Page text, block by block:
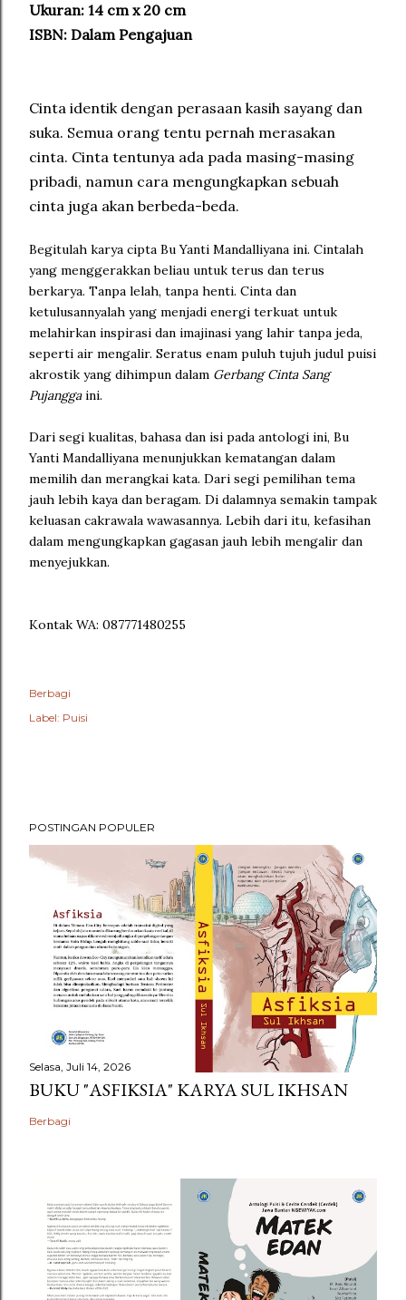
Ukuran: 14 cm x 20 cm
ISBN: Dalam Pengajuan
Cinta identik dengan perasaan kasih sayang dan
suka. Semua orang tentu pernah merasakan
cinta. Cinta tentunya ada pada masing-masing
pribadi, namun cara mengungkapkan sebuah
cinta juga akan berbeda-beda.
Begitulah karya cipta Bu Yanti Mandalliyana ini. Cintalah
yang menggerakkan beliau untuk terus dan terus
berkarya. Tanpa lelah, tanpa henti. Cinta dan
ketulusannyalah yang menjadi energi terkuat untuk
melahirkan inspirasi dan imajinasi yang lahir tanpa jeda,
seperti air mengalir. Seratus enam puluh tujuh judul puisi
akrostik yang dihimpun dalam Gerbang Cinta Sang
Pujanggaini.
Dari segi kualitas, bahasa dan isi pada antologi ini, Bu
Yanti Mandalliyana menunjukkan kematangan dalam
memilih dan merangkai kata. Dari segi pemilihan tema
jauh lebih kaya dan beragam. Di dalamnya semakin tampak
keluasan cakrawala wawasannya. Lebih dari itu, kefasihan
dalam mengungkapkan gagasan jauh lebih mengalir dan
menyejukkan.
Kontak WA: 087771480255
Berbagi
Label: Puisi
POSTINGAN POPULER
Selasa, Juli 14, 2026
BUKU "ASFIKSIA" KARYA SUL IKHSAN
Berbagi